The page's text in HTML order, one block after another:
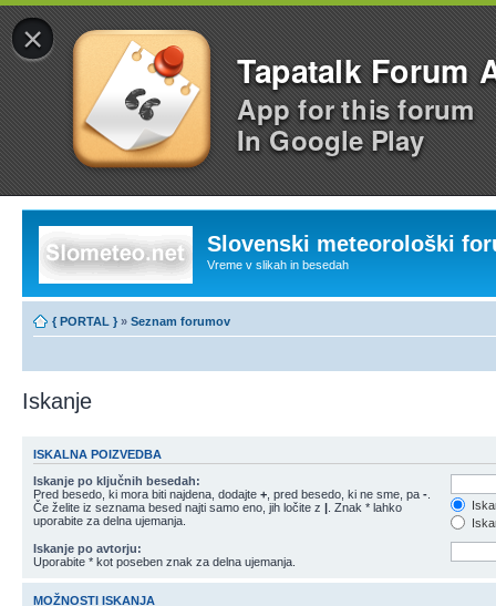
×
Tapatalk Forum
App for this forum
In Google Play
Slovenski meteorološki
Vreme v slikah in besedah
{ PORTAL } » Seznam forumov
Iskanje
ISKALNA POIZVEDBA
Iskanje po ključnih besedah:
Pred besedo, ki mora biti najdena, dodajte + , pred besedo, ki ne sme, pa -
Če želite iz seznama besed najti samo eno, jih ločite z | . Znak * lahko
uporabite za delna ujemanja.
Iskanje po avtorju:
Uporabite * kot poseben znak za delna ujemanja.
MOŽNOSTI ISKANJA